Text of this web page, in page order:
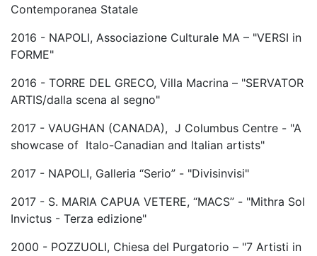
Contemporanea Statale
2016 - NAPOLI, Associazione Culturale MA – "VERSI in
FORME"
2016 - TORRE DEL GRECO, Villa Macrina – "SERVATOR
ARTIS/dalla scena al segno"
2017 - VAUGHAN (CANADA), J Columbus Centre - "A
showcase of Italo-Canadian and Italian artists"
2017 - NAPOLI, Galleria “Serio” - "Divisinvisi"
2017 - S. MARIA CAPUA VETERE, “MACS” - "Mithra Sol
Invictus - Terza edizione"
2000 - POZZUOLI, Chiesa del Purgatorio – "7 Artisti in